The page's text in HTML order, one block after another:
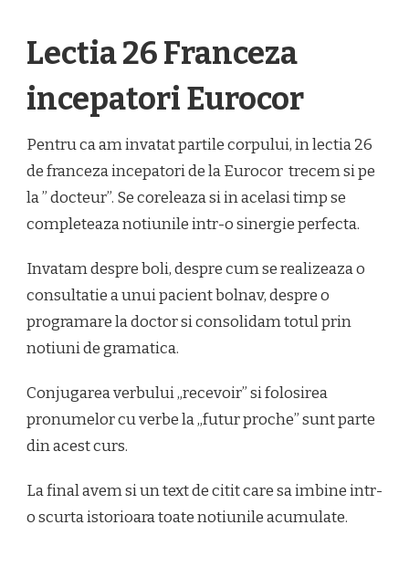
Lectia 26 Franceza
incepatori Eurocor
Pentru ca am invatat partile corpului, in lectia 26
de franceza incepatori de la Eurocor trecem si pe
la ” docteur”. Se coreleaza si in acelasi timp se
completeaza notiunile intr-o sinergie perfecta.
Invatam despre boli, despre cum se realizeaza o
consultatie a unui pacient bolnav, despre o
programare la doctor si consolidam totul prin
notiuni de gramatica.
Conjugarea verbului „recevoir” si folosirea
pronumelor cu verbe la „futur proche” sunt parte
din acest curs.
La final avem si un text de citit care sa imbine intr-
o scurta istorioara toate notiunile acumulate.